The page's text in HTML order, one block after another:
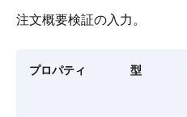
注文概要検証の入力。
プロパティ 型